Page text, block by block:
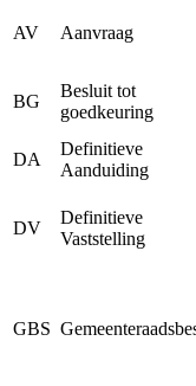
AV Aanvraag
BG
Besluit tot
goedkeuring
DA
Definitieve
Aanduiding
DV
Definitieve
Vaststelling
GBS